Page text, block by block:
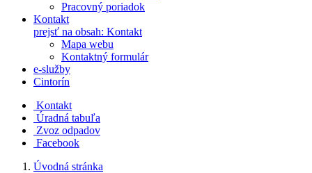
Pracovný poriadok
Kontakt
prejsť na obsah: Kontakt
Mapa webu
Kontaktný formulár
e-služby
Cintorín
Kontakt
Úradná tabuľa
Zvoz odpadov
Facebook
Úvodná stránka